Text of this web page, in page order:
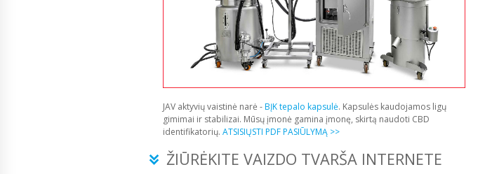
JAV aktyvių vaistinė narė -BĮK tepalo kapsulė. Kapsulės kaudojamos ligų
gimimai ir stabilizai. Mūsų įmonė gamina įmonę, skirtą naudoti CBD
identifikatorių. ATSISIŲSTI PDF PASIŪLYMĄ >>
ŽIŪRĖKITE VAIZDO TVARŠA INTERNETE